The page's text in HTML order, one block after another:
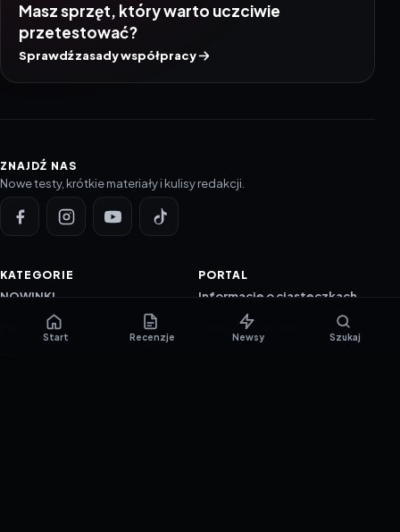
Masz sprzęt, który warto uczciwie
przetestować?
Sprawdź zasady współpracy
ZNAJDŹ NAS
Nowe testy, krótkie materiały i kulisy redakcji.
KATEGORIE
NOWINKI
PORADNIKI
PORTAL
Informacje o ciasteczkach
Polityka prywatności
Start Recenzje Newsy Szukaj